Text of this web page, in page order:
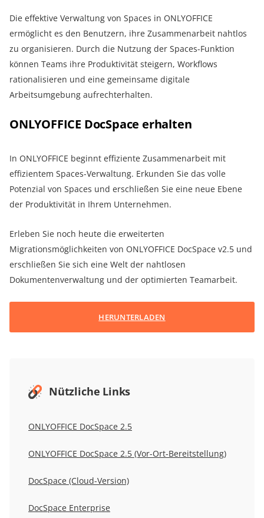
Die effektive Verwaltung von Spaces in ONLYOFFICE
ermöglicht es den Benutzern, ihre Zusammenarbeit nahtlos
zu organisieren. Durch die Nutzung der Spaces-Funktion
können Teams ihre Produktivität steigern, Workflows
rationalisieren und eine gemeinsame digitale
Arbeitsumgebung aufrechterhalten.
ONLYOFFICE DocSpace erhalten
In ONLYOFFICE beginnt effiziente Zusammenarbeit mit
effizientem Spaces-Verwaltung. Erkunden Sie das volle
Potenzial von Spaces und erschließen Sie eine neue Ebene
der Produktivität in Ihrem Unternehmen.
Erleben Sie noch heute die erweiterten
Migrationsmöglichkeiten von ONLYOFFICE DocSpace v2.5 und
erschließen Sie sich eine Welt der nahtlosen
Dokumentenverwaltung und der optimierten Teamarbeit.
HERUNTERLADEN
Nützliche Links
ONLYOFFICE DocSpace 2.5
ONLYOFFICE DocSpace 2.5 (Vor-Ort-Bereitstellung)
DocSpace (Cloud-Version)
DocSpace Enterprise